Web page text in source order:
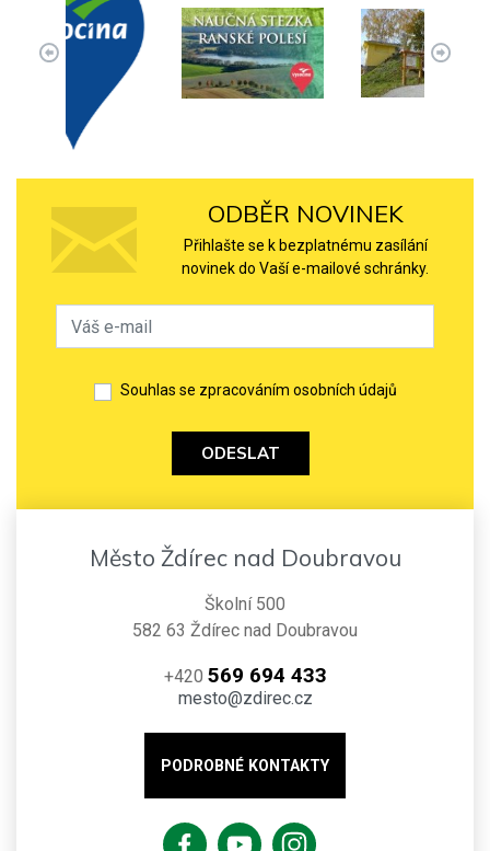
ODBĚR NOVINEK
Přihlašte se k bezplatnému zasílání
novinek do Vaší e-mailové schránky.
Souhlas se zpracováním osobních údajů
ODESLAT
Město Ždírec nad Doubravou
Školní 500
582 63 Ždírec nad Doubravou
+420 569 694 433
mesto@zdirec.cz
PODROBNÉ KONTAKTY